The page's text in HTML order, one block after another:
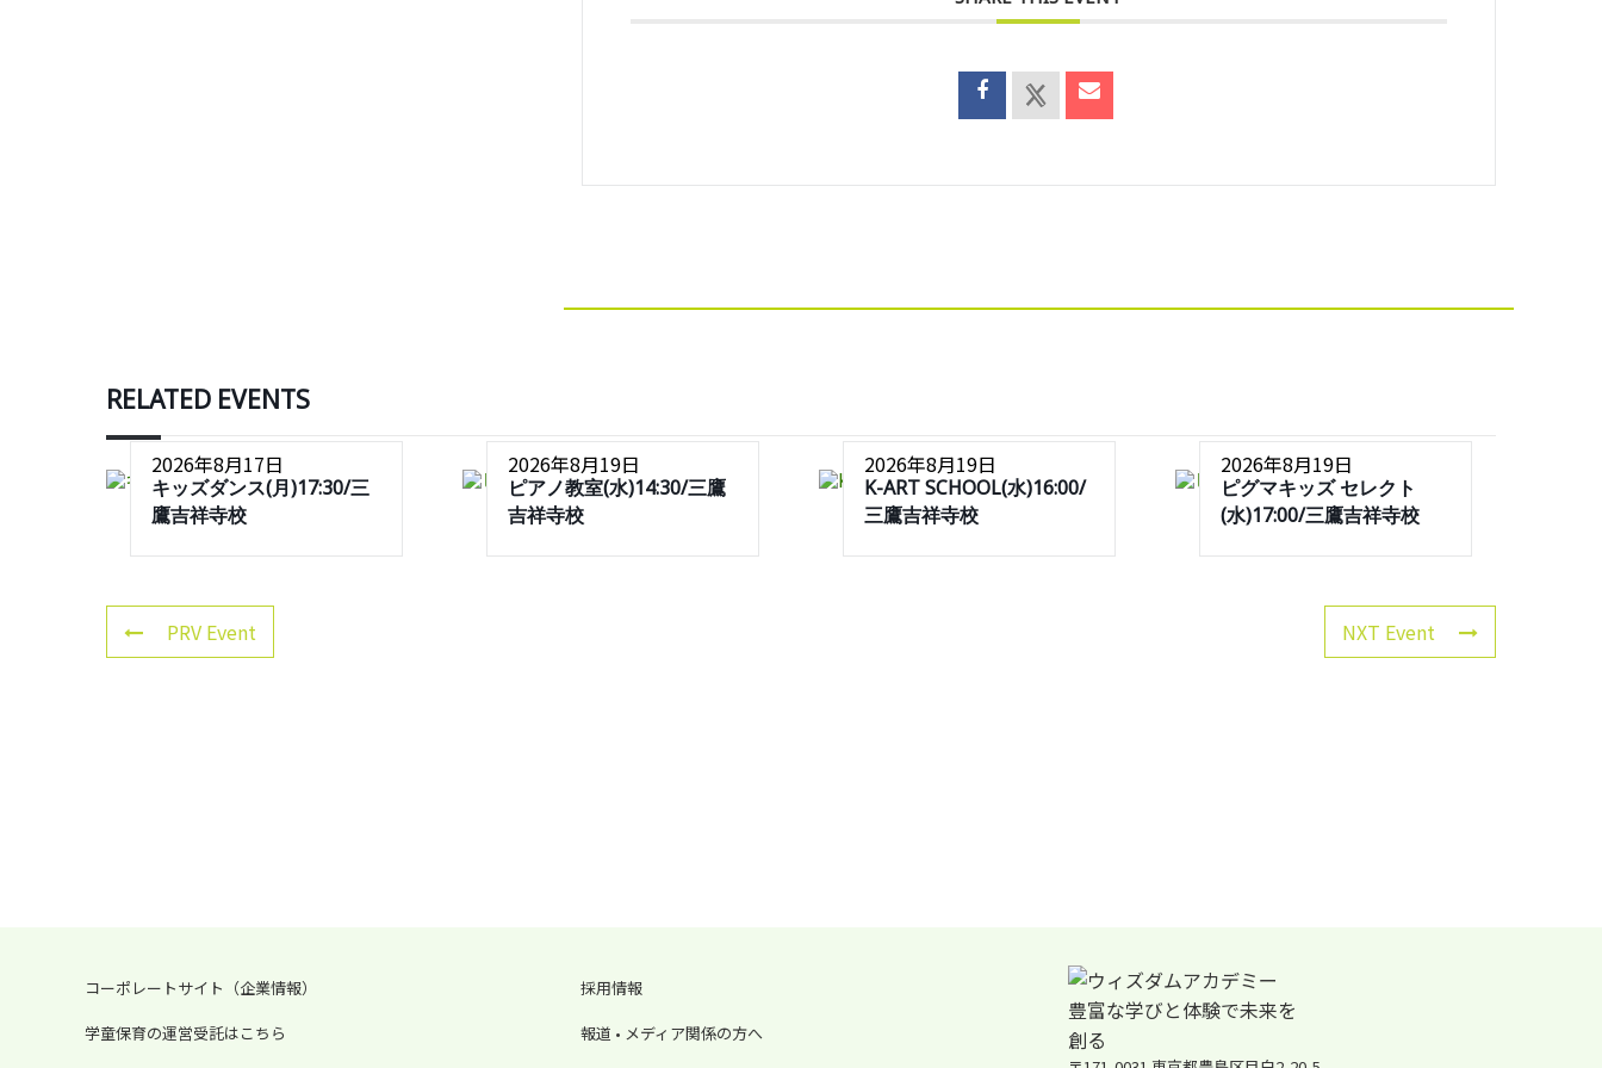
RELATED EVENTS
2026年8月17日
キッズダンス(月)17:30/三
鷹吉祥寺校
2026年8月19日
ピアノ教室(水)14:30/三鷹
吉祥寺校
2026年8月19日
K-ART SCHOOL(水)16:00/
三鷹吉祥寺校
2026年8月19日
ピグマキッズ セレクト
(水)17:00/三鷹吉祥寺校
PRV Event NXT Event
コーポレートサイト（企業情報）
学童保育の運営受託はこちら
採用情報
報道 • メディア関係の方へ